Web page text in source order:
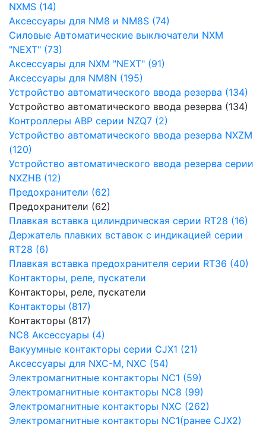
NXMS (14)
Аксессуары для NM8 и NM8S (74)
Силовые Автоматические выключатели NXM
"NEXT" (73)
Аксессуары для NXM "NEXT" (91)
Аксессуары для NM8N (195)
Устройство автоматического ввода резерва (134)
Устройство автоматического ввода резерва (134)
Контроллеры АВР серии NZQ7 (2)
Устройство автоматического ввода резерва NXZM
(120)
Устройство автоматического ввода резерва серии
NXZHB (12)
Предохранители (62)
Предохранители (62)
Плавкая вставка цилиндрическая серии RT28 (16)
Держатель плавких вставок с индикацией серии
RT28 (6)
Плавкая вставка предохранителя серии RT36 (40)
Контакторы, реле, пускатели
Контакторы, реле, пускатели
Контакторы (817)
Контакторы (817)
NC8 Аксессуары (4)
Вакуумные контакторы серии CJX1 (21)
Аксессуары для NXC-M, NXC (54)
Электромагнитные контакторы NC1 (59)
Электромагнитные контакторы NC8 (99)
Электромагнитные контакторы NXC (262)
Электромагнитные контакторы NC1(ранее CJX2)